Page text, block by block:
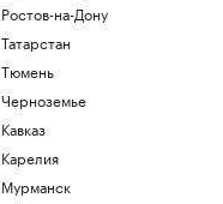
Ростов-на-Дону
Татарстан
Тюмень
Черноземье
Кавказ
Карелия
Мурманск